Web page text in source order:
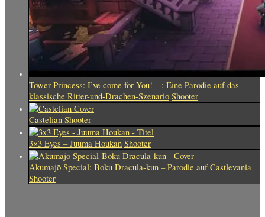
Tower Princess: I’ve come for You! – : Eine Parodie auf das
klassische Ritter-und-Drachen-Szenario Shooter
Castelian Shooter
3×3 Eyes – Juuma Houkan Shooter
Akumajō Special: Boku Dracula-kun – Parodie auf Castlevania
Shooter